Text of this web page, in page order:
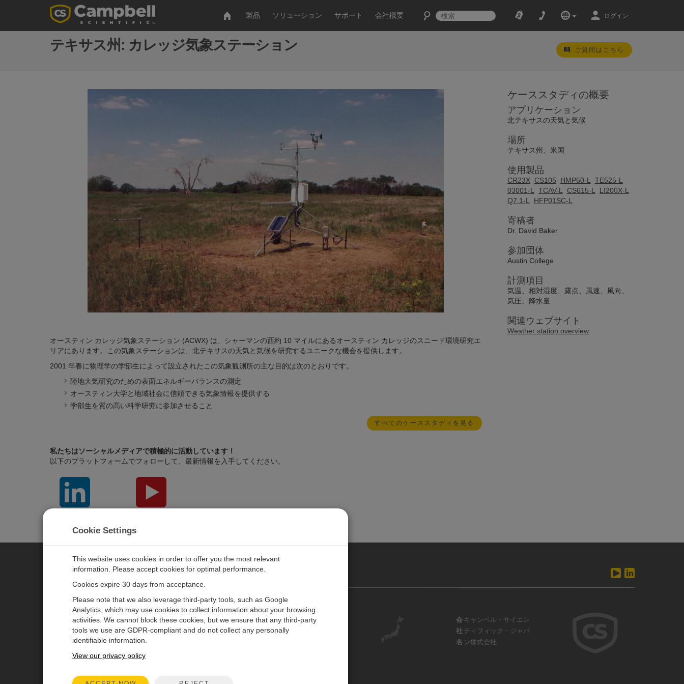
製品 ソリューション サポート 会社概要 ログイン
テキサス州: カレッジ気象ステーション ご質問はこちら
オースティン カレッジ気象ステーション (ACWX) は、シャーマンの西約 10 マイルにあるオースティン カレッジのスニード環境研究エ
リアにあります。この気象ステーションは、北テキサスの天気と気候を研究するユニークな機会を提供します。
2001 年春に物理学の学部生によって設立されたこの気象観測所の主な目的は次のとおりです。
陸地大気研究のための表面エネルギーバランスの測定
オースティン大学と地域社会に信頼できる気象情報を提供する
学部生を質の高い科学研究に参加させること
すべてのケーススタディを見る
私たちはソーシャルメディアで積極的に活動しています！
以下のプラットフォームでフォローして、最新情報を入手してください。
ケーススタディの概要
アプリケーション
北テキサスの天気と気候
場所
テキサス州、米国
使用製品
CR23X CS105 HMP50-L
TE525-L
03001-L
TCAV-L CS615-L
LI200X-L
Q7.1-L
HFP01SC-L
寄稿者
Dr. David Baker
参加団体
Austin College
計測項目
気温、相対湿度、露点、風速、風向、
気圧、降水量
関連ウェブサイト
Weather station overview
CAMPBELL SCIENTIFIC JAPAN
ソリューション
サポート
ニュースルーム
パートナー
お問い合わせ
キャリア
会
社
名
キャンベル・サイエン
ティフィック・ジャパ
ン株式会社
Cookie Settings
This website uses cookies in order to offer you the most relevant
information. Please accept cookies for optimal performance.
Cookies expire 30 days from acceptance.
Please note that we also leverage third-party tools, such as Google
Analytics, which may use cookies to collect information about your browsing
activities. We cannot block these cookies, but we ensure that any third-party
tools we use are GDPR-compliant and do not collect any personally
identifiable information.
View our privacy policy